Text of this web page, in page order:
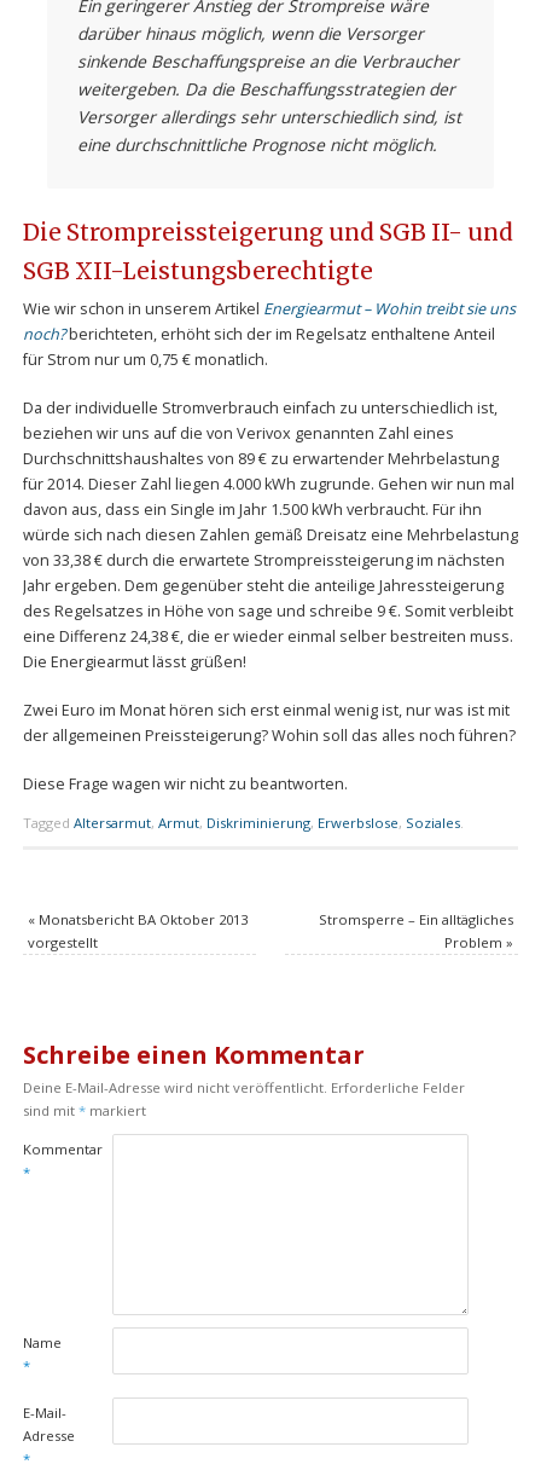
Ein geringerer Anstieg der Strompreise wäre
darüber hinaus möglich, wenn die Versorger
sinkende Beschaffungspreise an die Verbraucher
weitergeben. Da die Beschaffungsstrategien der
Versorger allerdings sehr unterschiedlich sind, ist
eine durchschnittliche Prognose nicht möglich.
Die Strompreissteigerung und SGB II- und
SGB XII-Leistungsberechtigte
Wie wir schon in unserem Artikel Energiearmut – Wohin treibt sie uns
noch?berichteten, erhöht sich der im Regelsatz enthaltene Anteil
für Strom nur um 0,75 € monatlich.
Da der individuelle Stromverbrauch einfach zu unterschiedlich ist,
beziehen wir uns auf die von Verivox genannten Zahl eines
Durchschnittshaushaltes von 89 € zu erwartender Mehrbelastung
für 2014. Dieser Zahl liegen 4.000 kWh zugrunde. Gehen wir nun mal
davon aus, dass ein Single im Jahr 1.500 kWh verbraucht. Für ihn
würde sich nach diesen Zahlen gemäß Dreisatz eine Mehrbelastung
von 33,38 € durch die erwartete Strompreissteigerung im nächsten
Jahr ergeben. Dem gegenüber steht die anteilige Jahressteigerung
des Regelsatzes in Höhe von sage und schreibe 9 €. Somit verbleibt
eine Differenz 24,38 €, die er wieder einmal selber bestreiten muss.
Die Energiearmut lässt grüßen!
Zwei Euro im Monat hören sich erst einmal wenig ist, nur was ist mit
der allgemeinen Preissteigerung? Wohin soll das alles noch führen?
Diese Frage wagen wir nicht zu beantworten.
Tagged Altersarmut, Armut, Diskriminierung, Erwerbslose, Soziales.
«Monatsbericht BA Oktober 2013
vorgestellt
Stromsperre – Ein alltägliches
Problem»
Schreibe einen Kommentar
Deine E-Mail-Adresse wird nicht veröffentlicht. Erforderliche Felder
sind mit *markiert
Kommentar
*
Name
*
E-Mail-
Adresse
*